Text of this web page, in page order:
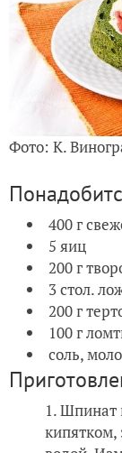
Фото: К.
400 г
5 яиц
200 г
3 стол.
200 г
100 г
соль,
Шпинат
кипятком,